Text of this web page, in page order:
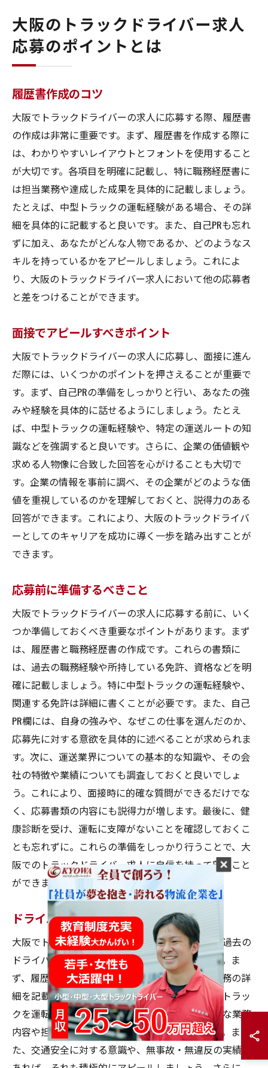
大阪のトラックドライバー求人
応募のポイントとは
履歴書作成のコツ
大阪でトラックドライバーの求人に応募する際、履歴書
の作成は非常に重要です。まず、履歴書を作成する際に
は、わかりやすいレイアウトとフォントを使用すること
が大切です。各項目を明確に記載し、特に職務経歴書に
は担当業務や達成した成果を具体的に記載しましょう。
たとえば、中型トラックの運転経験がある場合、その詳
細を具体的に記載すると良いです。また、自己PRも忘れ
ずに加え、あなたがどんな人物であるか、どのようなス
キルを持っているかをアピールしましょう。これによ
り、大阪のトラックドライバー求人において他の応募者
と差をつけることができます。
面接でアピールすべきポイント
大阪でトラックドライバーの求人に応募し、面接に進ん
だ際には、いくつかのポイントを押さえることが重要で
す。まず、自己PRの準備をしっかりと行い、あなたの強
みや経験を具体的に話せるようにしましょう。たとえ
ば、中型トラックの運転経験や、特定の運送ルートの知
識などを強調すると良いです。さらに、企業の価値観や
求める人物像に合致した回答を心がけることも大切で
す。企業の情報を事前に調べ、その企業がどのような価
値を重視しているのかを理解しておくと、説得力のある
回答ができます。これにより、大阪のトラックドライバ
ーとしてのキャリアを成功に導く一歩を踏み出すことが
できます。
応募前に準備するべきこと
大阪でトラックドライバーの求人に応募する前に、いく
つか準備しておくべき重要なポイントがあります。まず
は、履歴書と職務経歴書の作成です。これらの書類に
は、過去の職務経験や所持している免許、資格などを明
確に記載しましょう。特に中型トラックの運転経験や、
関連する免許は詳細に書くことが必要です。また、自己
PR欄には、自身の強みや、なぜこの仕事を選んだのか、
応募先に対する意欲を具体的に述べることが求められま
す。次に、運送業界についての基本的な知識や、その会
社の特徴や業績についても調査しておくと良いでしょ
う。これにより、面接時に的確な質問ができるだけでな
く、応募書類の内容にも説得力が増します。最後に、健
康診断を受け、運転に支障がないことを確認しておくこ
とも忘れずに。これらの準備をしっかり行うことで、大
阪でのトラックドライバー求人に自信を持って望むこと
ができます。
ドライバー経験の伝え方
大阪でトラックドライバーの求人に応募する際、過去の
ドライバー経験をどのように伝えるかが重要です。ま
ず、履歴書や職務経歴書には、これまでの運転業務の詳
細を記載しましょう。例えば、どのような種類のトラッ
クを運転していたか、運転していた期間、具体的な業務
内容や担当していたルートなどを詳しく書きます。ま
た、交通安全に対する意識や、無事故・無違反の実績が